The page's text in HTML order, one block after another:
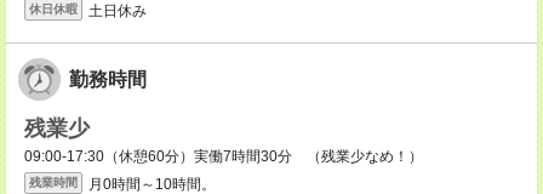
休日休暇 土日休み
勤務時間
残業少
09:00-17:30（休憩60分）実働7時間30分 （残業少なめ！）
残業時間
月0時間～10時間。